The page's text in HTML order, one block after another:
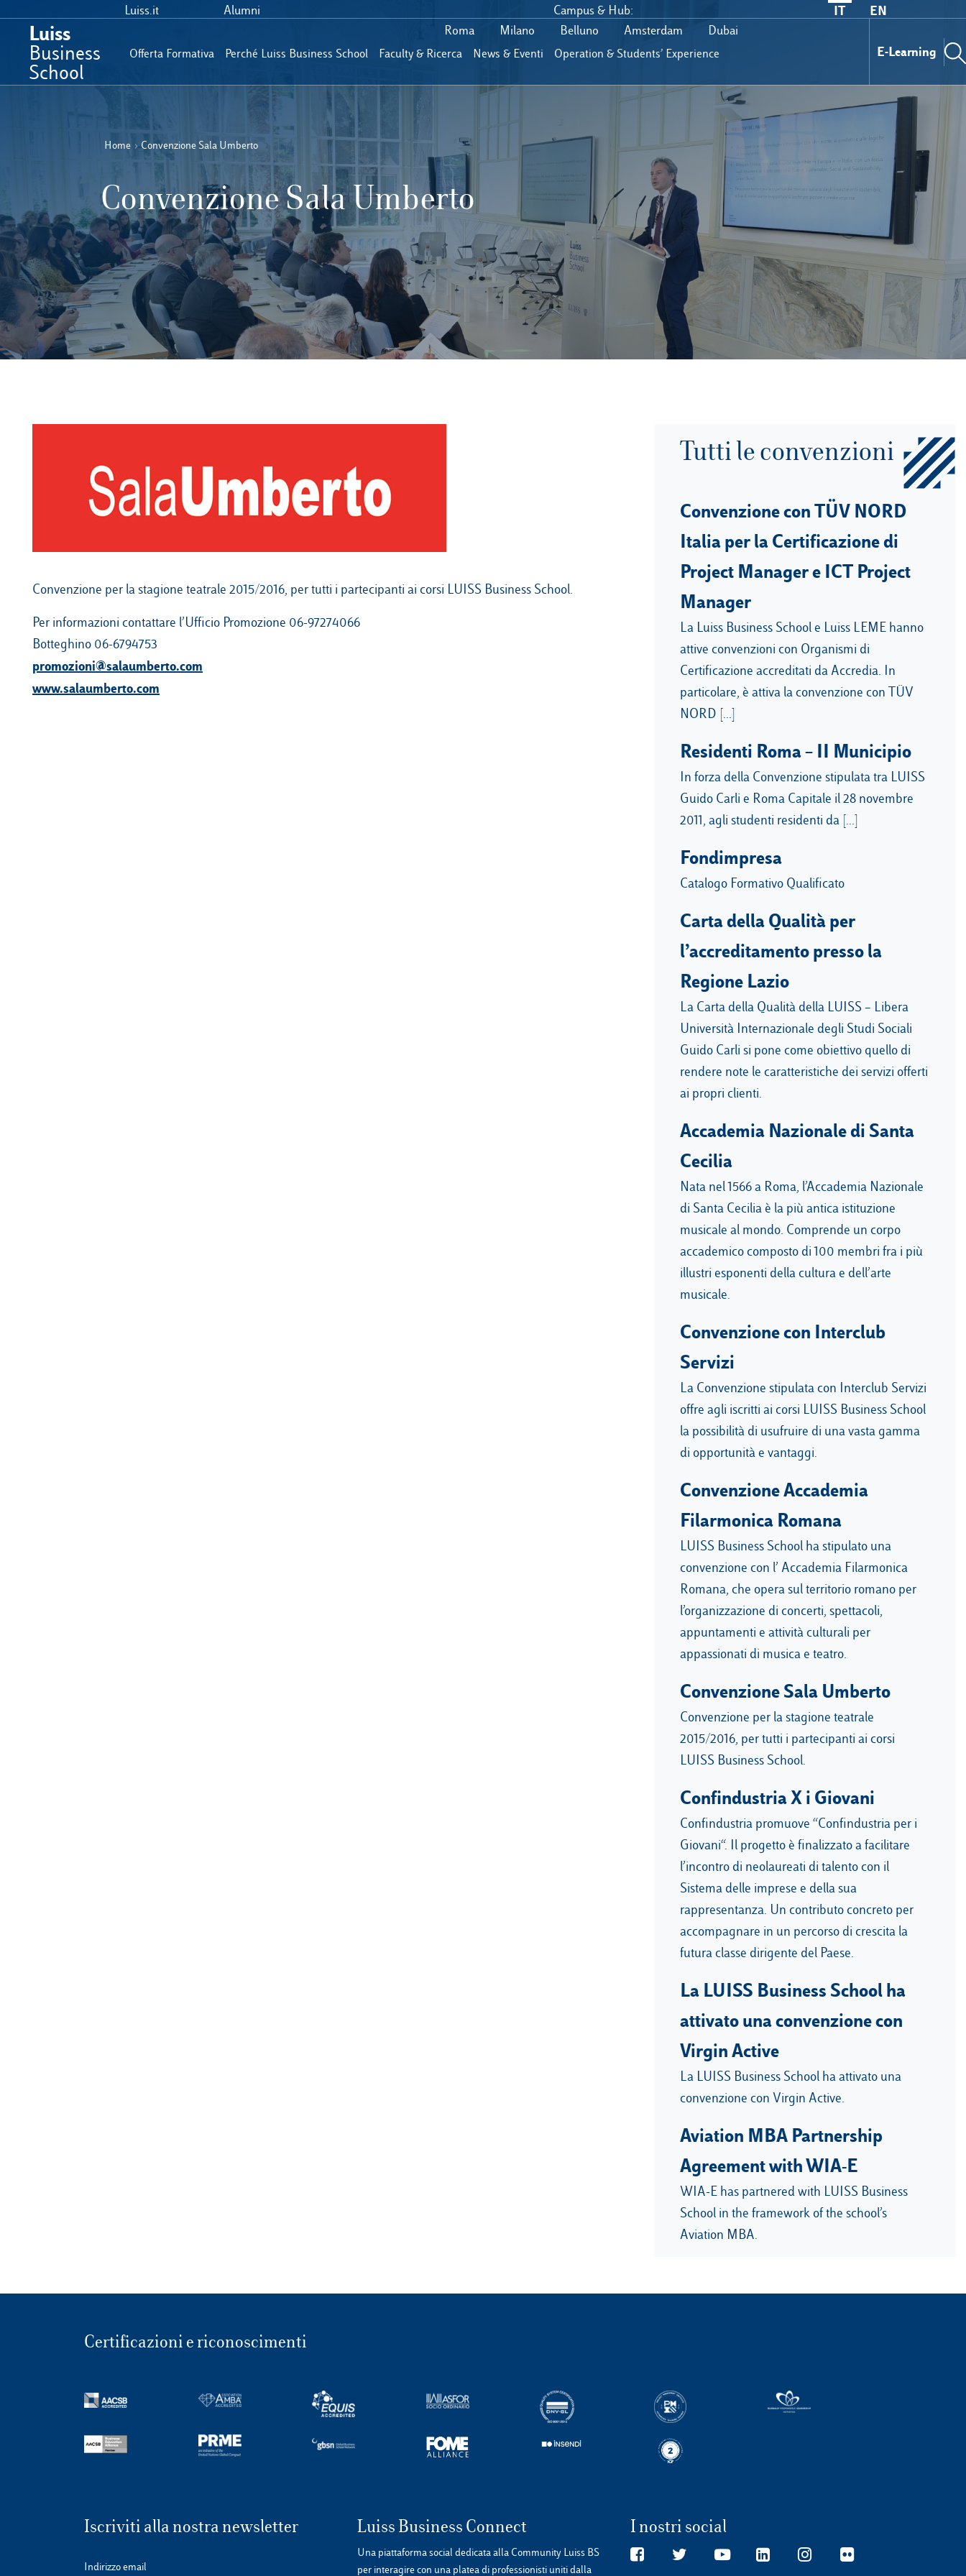
Luiss.it Alumni
Campus & Hub:
Roma
Milano Belluno Amsterdam Dubai
IT EN
Luiss
Business
School
Offerta Formativa Perché Luiss Business School Faculty & Ricerca News & Eventi Operation & Students’ Experience E-Learning
Home › Convenzione Sala Umberto
Convenzione Sala Umberto
Convenzione per la stagione teatrale 2015/2016, per tutti i partecipanti ai corsi LUISS Business School.
Per informazioni contattare l’Ufficio Promozione 06-97274066
Botteghino 06-6794753
promozioni@salaumberto.com
www.salaumberto.com
Tutti le convenzioni
Convenzione con TÜV NORD
Italia per la Certificazione di
Project Manager e ICT Project
Manager
La Luiss Business School e Luiss LEME hanno
attive convenzioni con Organismi di
Certificazione accreditati da Accredia. In
particolare, è attiva la convenzione con TÜV
NORD […]
Residenti Roma – II Municipio
In forza della Convenzione stipulata tra LUISS
Guido Carli e Roma Capitale il 28 novembre
2011, agli studenti residenti da […]
Fondimpresa
Catalogo Formativo Qualificato
Carta della Qualità per
l’accreditamento presso la
Regione Lazio
La Carta della Qualità della LUISS – Libera
Università Internazionale degli Studi Sociali
Guido Carli si pone come obiettivo quello di
rendere note le caratteristiche dei servizi offerti
ai propri clienti.
Accademia Nazionale di Santa
Cecilia
Nata nel 1566 a Roma, l’Accademia Nazionale
di Santa Cecilia è la più antica istituzione
musicale al mondo. Comprende un corpo
accademico composto di 100 membri fra i più
illustri esponenti della cultura e dell’arte
musicale.
Convenzione con Interclub
Servizi
La Convenzione stipulata con Interclub Servizi
offre agli iscritti ai corsi LUISS Business School
la possibilità di usufruire di una vasta gamma
di opportunità e vantaggi.
Convenzione Accademia
Filarmonica Romana
LUISS Business School ha stipulato una
convenzione con l’ Accademia Filarmonica
Romana, che opera sul territorio romano per
l’organizzazione di concerti, spettacoli,
appuntamenti e attività culturali per
appassionati di musica e teatro.
Convenzione Sala Umberto
Convenzione per la stagione teatrale
2015/2016, per tutti i partecipanti ai corsi
LUISS Business School.
Confindustria X i Giovani
Confindustria promuove “Confindustria per i
Giovani“. Il progetto è finalizzato a facilitare
l’incontro di neolaureati di talento con il
Sistema delle imprese e della sua
rappresentanza. Un contributo concreto per
accompagnare in un percorso di crescita la
futura classe dirigente del Paese.
La LUISS Business School ha
attivato una convenzione con
Virgin Active
La LUISS Business School ha attivato una
convenzione con Virgin Active.
Aviation MBA Partnership
Agreement with WIA-E
WIA-E has partnered with LUISS Business
School in the framework of the school’s
Aviation MBA.
Certificazioni e riconoscimenti
Iscriviti alla nostra newsletter
Indirizzo email
Luiss Business Connect
Una piattaforma social dedicata alla Community Luiss BS
per interagire con una platea di professionisti uniti dalla
I nostri social